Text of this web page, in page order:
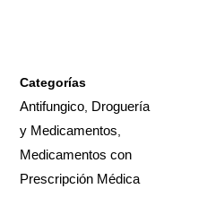
Categorías
Antifungico Droguería
y Medicamentos
Medicamentos con
Prescripción Médica